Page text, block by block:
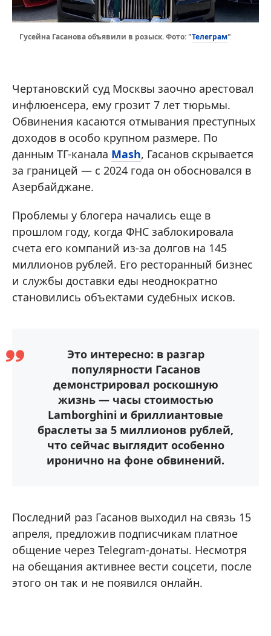
Гусейна Гасанова объявили в розыск. Фото: "Телеграм"
Чертановский суд Москвы заочно арестовал
инфлюенсера, ему грозит 7 лет тюрьмы.
Обвинения касаются отмывания преступных
доходов в особо крупном размере. По
данным ТГ-канала Mash, Гасанов скрывается
за границей — с 2024 года он обосновался в
Азербайджане.
Проблемы у блогера начались еще в
прошлом году, когда ФНС заблокировала
счета его компаний из-за долгов на 145
миллионов рублей. Его ресторанный бизнес
и службы доставки еды неоднократно
становились объектами судебных исков.
Это интересно: в разгар
популярности Гасанов
демонстрировал роскошную
жизнь — часы стоимостью
Lamborghini и бриллиантовые
браслеты за 5 миллионов рублей,
что сейчас выглядит особенно
иронично на фоне обвинений.
Последний раз Гасанов выходил на связь 15
апреля, предложив подписчикам платное
общение через Telegram-донаты. Несмотря
на обещания активнее вести соцсети, после
этого он так и не появился онлайн.